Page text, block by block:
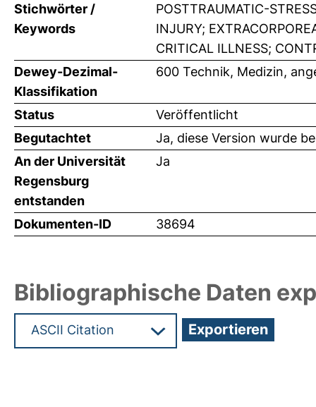
Stichwörter /
Keywords
POSTTRAUMATIC-
INJURY;
CRITICAL ILLNESS;
Dewey-Dezimal-
Klassifikation
600 Technik, Medizin,
Status
Veröffentlicht
Begutachtet
Ja, diese Version wurde
An der Universität
Regensburg
entstanden
Ja
Dokumenten-ID 38694
Bibliographische Daten